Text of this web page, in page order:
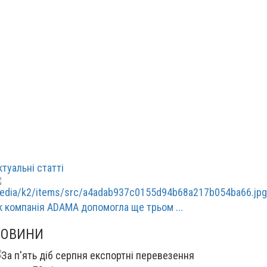
статті
компанія ADAMA допомогла ще трьом ...